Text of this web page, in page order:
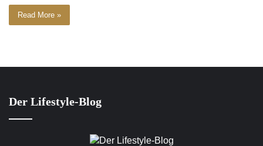
Read More »
Der Lifestyle-Blog